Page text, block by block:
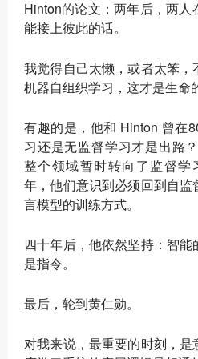
Hinton的论文；两年后，两
能接上彼此的话。
我觉得自己太懒，或者太笨
机器自组织学习，这才是生命
有趣的是，他和 Hinton 曾在
习还是无监督学习才是出路
整个领域暂时转向了监督学
年，他们意识到必须回到自
言模型的训练方式。
四十年后，他依然坚持：智
是指令。
最后，轮到黄仁勋。
对我来说，最重要的时刻，